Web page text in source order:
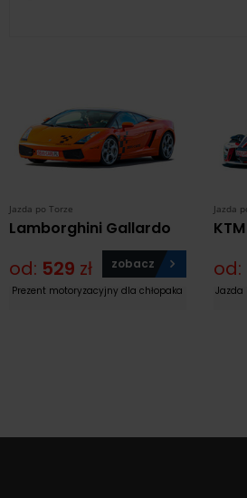
Jazda po Torze
Lamborghini Gallardo
od: 529 zł zobacz
Prezent motoryzacyjny dla chłopaka
Jazda
od:
Jazda